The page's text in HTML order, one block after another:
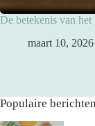
De betekenis van
maart 10, 2026
Populaire berichten